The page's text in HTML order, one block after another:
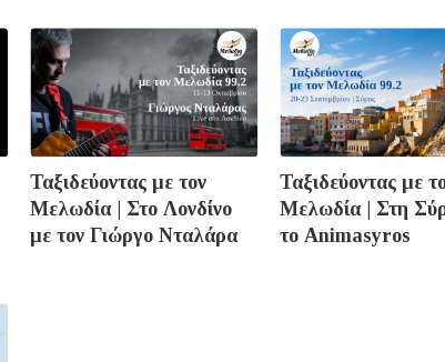
Ταξιδεύοντας με τον
Μελωδία | Στο Λονδίνο
με τον Γιώργο Νταλάρα
Ταξιδεύοντας με
Μελωδία | Στη
το Animasyros